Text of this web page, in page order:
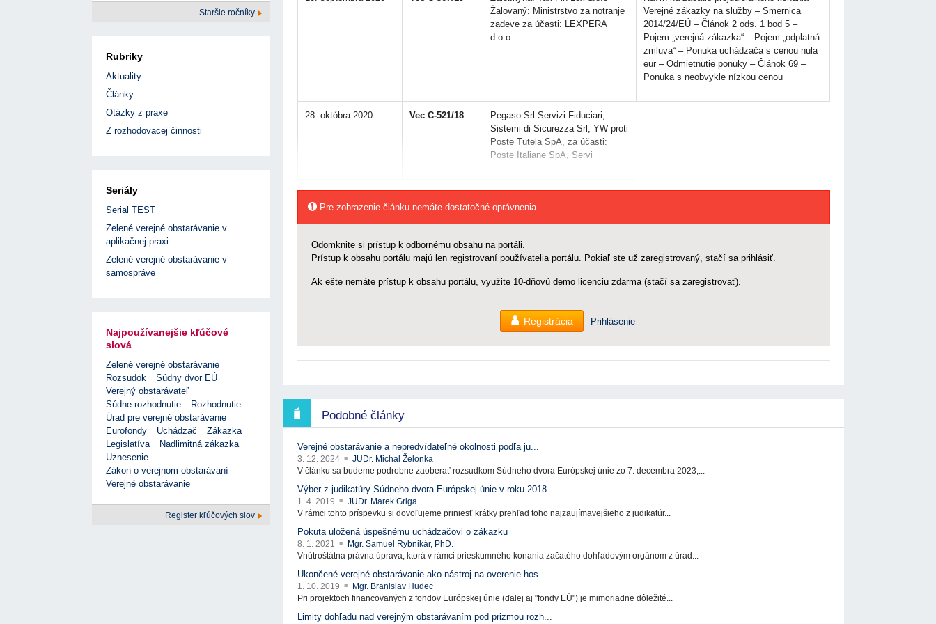
Žalovaný: Ministrstvo za notranje
zadeve za účasti: LEXPERA
d.o.o.
Verejné zákazky na služby – Smernica
2014/24/EÚ – Článok 2 ods. 1 bod 5 –
Pojem „verejná zákazka“ – Pojem „odplatná
zmluva“ – Ponuka uchádzača s cenou nula
eur – Odmietnutie ponuky – Článok 69 –
Ponuka s neobvykle nízkou cenou
28. októbra 2020 Vec C-521/18
Pegaso Srl Servizi Fiduciari,
Sistemi di Sicurezza Srl, YW proti
Poste Tutela SpA, za účasti:
Poste Italiane SpA, Servi
Pre zobrazenie článku nemáte dostatočné oprávnenia.
Odomknite si prístup k odbornému obsahu na portáli.
Prístup k obsahu portálu majú len registrovaní používatelia portálu. Pokiaľ ste už zaregistrovaný, stačí sa prihlásiť.
Ak ešte nemáte prístup k obsahu portálu, využite 10-dňovú demo licenciu zdarma (stačí sa zaregistrovať).
Registrácia Prihlásenie
Podobné články
Verejné obstarávanie a nepredvídateľné okolnosti podľa ju...
3. 12. 2024
JUDr. Michal Želonka
V článku sa budeme podrobne zaoberať rozsudkom Súdneho dvora Európskej únie zo 7. decembra 2023,...
Výber z judikatúry Súdneho dvora Európskej únie v roku 2018
1. 4. 2019
JUDr. Marek Griga
V rámci tohto príspevku si dovoľujeme priniesť krátky prehľad toho najzaujímavejšieho z judikatúr...
Pokuta uložená úspešnému uchádzačovi o zákazku
8. 1. 2021
Mgr. Samuel Rybnikár, PhD.
Vnútroštátna právna úprava, ktorá v rámci prieskumného konania začatého dohľadovým orgánom z úrad...
Ukončené verejné obstarávanie ako nástroj na overenie hos...
1. 10. 2019
Mgr. Branislav Hudec
Pri projektoch financovaných z fondov Európskej únie (ďalej aj "fondy EÚ") je mimoriadne dôležité...
Limity dohľadu nad verejným obstarávaním pod prizmou rozh...
Staršie ročníky
Rubriky
Aktuality
Články
Otázky z praxe
Z rozhodovacej činnosti
Seriály
Serial TEST
Zelené verejné obstarávanie v
aplikačnej praxi
Zelené verejné obstarávanie v
samospráve
Najpoužívanejšie kľúčové
slová
Zelené verejné obstarávanie
Rozsudok
Súdny dvor EÚ
Verejný obstarávateľ
Súdne rozhodnutie
Rozhodnutie
Úrad pre verejné obstarávanie
Eurofondy
Uchádzač
Zákazka
Legislatíva
Nadlimitná zákazka
Uznesenie
Zákon o verejnom obstarávaní
Verejné obstarávanie
Register kľúčových slov